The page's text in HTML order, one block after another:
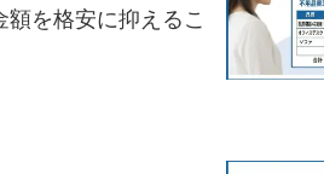
を格安に抑えるこ